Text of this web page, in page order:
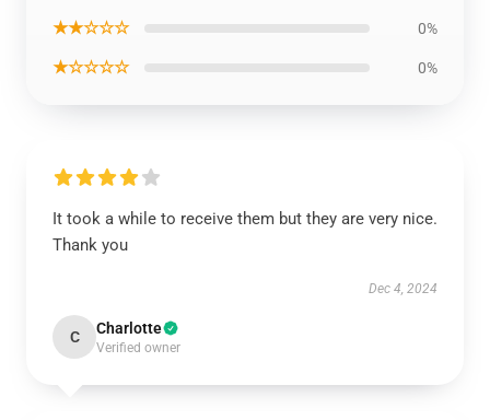
★★☆☆☆ 0%
★☆☆☆☆ 0%
It took a while to receive them but they are very nice.
Thank you
Dec 4, 2024
C Charlotte
Verified owner